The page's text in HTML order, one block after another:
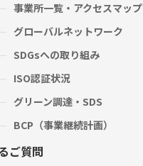
事業所一覧・アクセスマップ
グローバルネットワーク
SDGsへの取り組み
ISO認証状況
グリーン調達・SDS
BCP（事業継続計画）
ご質問